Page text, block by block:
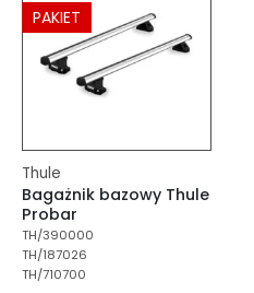
PAKIET
Thule
Bagażnik bazowy Thule
Probar
TH/390000
TH/187026
TH/710700